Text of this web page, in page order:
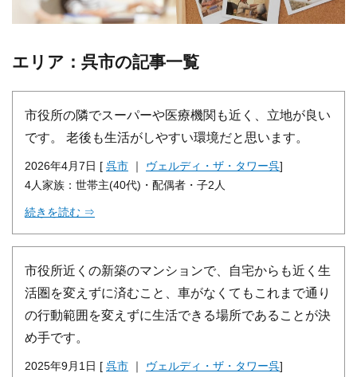
エリア：呉市の記事一覧
市役所の隣でスーパーや医療機関も近く、立地が良い
です。 老後も生活がしやすい環境だと思います。
2026年4月7日 [ 呉市 ｜ ヴェルディ・ザ・タワー呉]
4人家族：世帯主(40代)・配偶者・子2人
続きを読む ⇒
市役所近くの新築のマンションで、自宅からも近く生
活圏を変えずに済むこと、車がなくてもこれまで通り
の行動範囲を変えずに生活できる場所であることが決
め手です。
2025年9月1日 [ 呉市 ｜ ヴェルディ・ザ・タワー呉]